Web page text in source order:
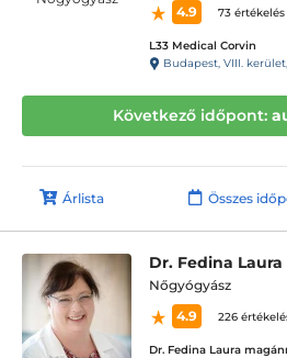
4.9
73 értékelés
L33 Medical Corvin
Budapest, VIII.
Következő időpont:
Árlista Összes
Dr. Fedina Laura
Nőgyógyász
4.9
226
Dr. Fedina Laura